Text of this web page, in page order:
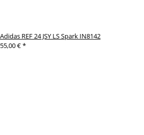
Adidas REF 24 JSY LS Spark IN8142
55,00 €*